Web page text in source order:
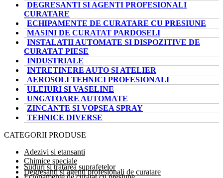
DEGRESANTI SI AGENTI PROFESIONALI
CURATARE
ECHIPAMENTE DE CURATARE CU PRESIUNE
MASINI DE CURATAT PARDOSELI
INSTALATII AUTOMATE SI DISPOZITIVE DE
CURATAT PIESE
INDUSTRIALE
INTRETINERE AUTO SI ATELIER
AEROSOLI TEHNICI PROFESIONALI
ULEIURI SI VASELINE
UNGATOARE AUTOMATE
ZINCANTE SI VOPSEA SPRAY
TEHNICE DIVERSE
CATEGORII PRODUSE
Adezivi si etansanti
Chimice speciale
Suduri si tratarea suprafetelor
Degresanti si agenti profesionali de curatare